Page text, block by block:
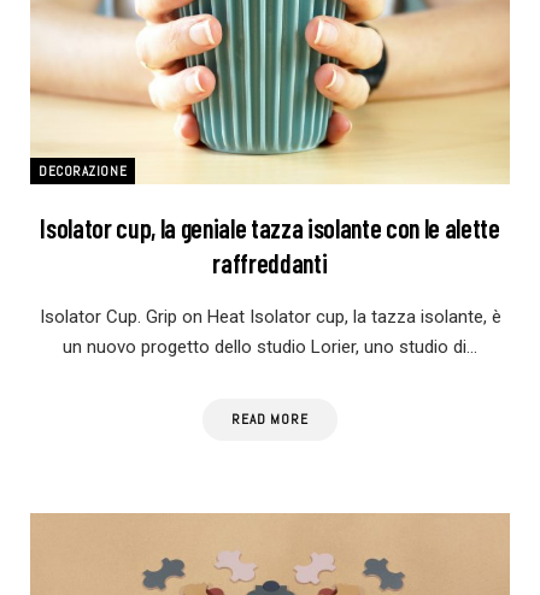
DECORAZIONE
Isolator cup, la geniale tazza isolante con le alette
raffreddanti
Isolator Cup. Grip on Heat Isolator cup, la tazza isolante, è
un nuovo progetto dello studio Lorier, uno studio di…
READ MORE